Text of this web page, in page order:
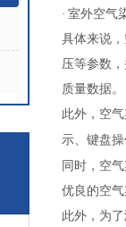
· 室外空气
具体来说
压等参数
质量数据。
此外，空
示、键盘
同时，空
优良的空
此外，为